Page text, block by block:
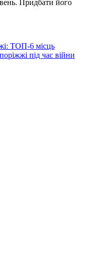
Придбати його
ТОП-6 місць
під час війни